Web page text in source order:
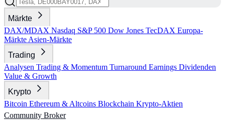
Märkte
DAX/MDAX Nasdaq S&P 500 Dow Jones TecDAX Europa-
Märkte Asien-Märkte
Trading
Analysen Trading & Momentum Turnaround Earnings Dividenden
Value & Growth
Krypto
Bitcoin Ethereum & Altcoins Blockchain Krypto-Aktien
Community Broker